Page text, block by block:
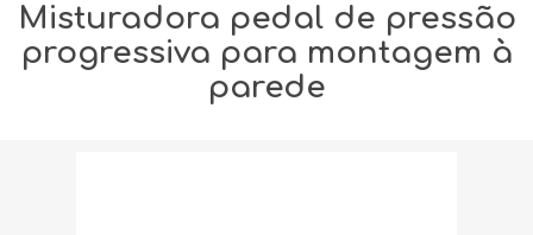
Misturadora pedal de pressão
progressiva para montagem à
parede